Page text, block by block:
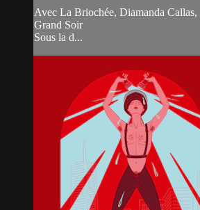
Avec La Briochée, Diamanda
Grand Soir
Sous la d...